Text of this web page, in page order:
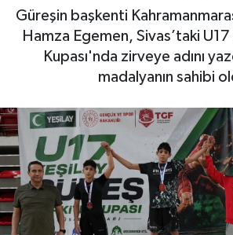
Güreşin başkenti
Hamza Egemen, Sivas’taki
Kupası'nda zirveye adını
madalyanın sahibi
Güncel
Haberde İnsan
Magazin
Manşet Altı
Manşetler
Haber Arşivi